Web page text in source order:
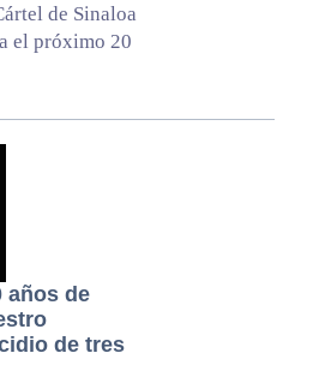
de Sinaloa
el próximo 20
años de
de tres